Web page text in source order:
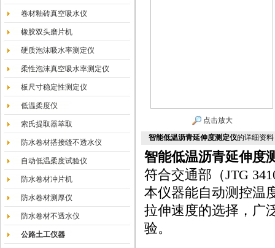
卷材釉砖真空吸水仪
橡胶双头磨片机
硬质泡沫吸水率测定仪
柔性泡沫真空吸水率测定仪
板尺寸稳定性测定仪
低温柔度仪
索氏提取器萃取
防水卷材搭接缝不透水仪
自动低温柔度试验仪
防水卷材冲片机
防水卷材测厚仪
防水卷材不透水仪
公路土工仪器
点击放大
智能低温沥青延伸度测定仪的详细资
智能低温沥青延伸度
符合交通部（JTG
本仪器能自动测控温
拉伸速度的选择，广
验。